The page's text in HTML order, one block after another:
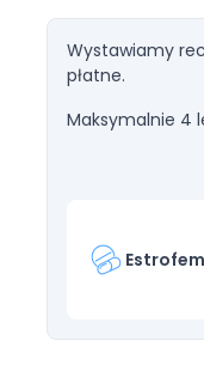
Wystawiamy
płatne.
Maksymalnie 4
Estrofem